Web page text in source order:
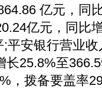
亿元，同
亿元，同比
平安银行营业
长25.8%至
，拨备要盖率